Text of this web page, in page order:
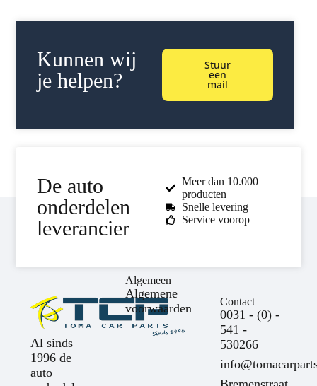
Kunnen wij
je helpen?
Stuur
een
mail
De auto
onderdelen
leverancier
Meer dan 10.000
producten
Snelle levering
Service voorop
Al sinds
1996 de
auto
Algemeen
Algemene
voorwaarden
Contact
0031 - (0) -
541 -
530266